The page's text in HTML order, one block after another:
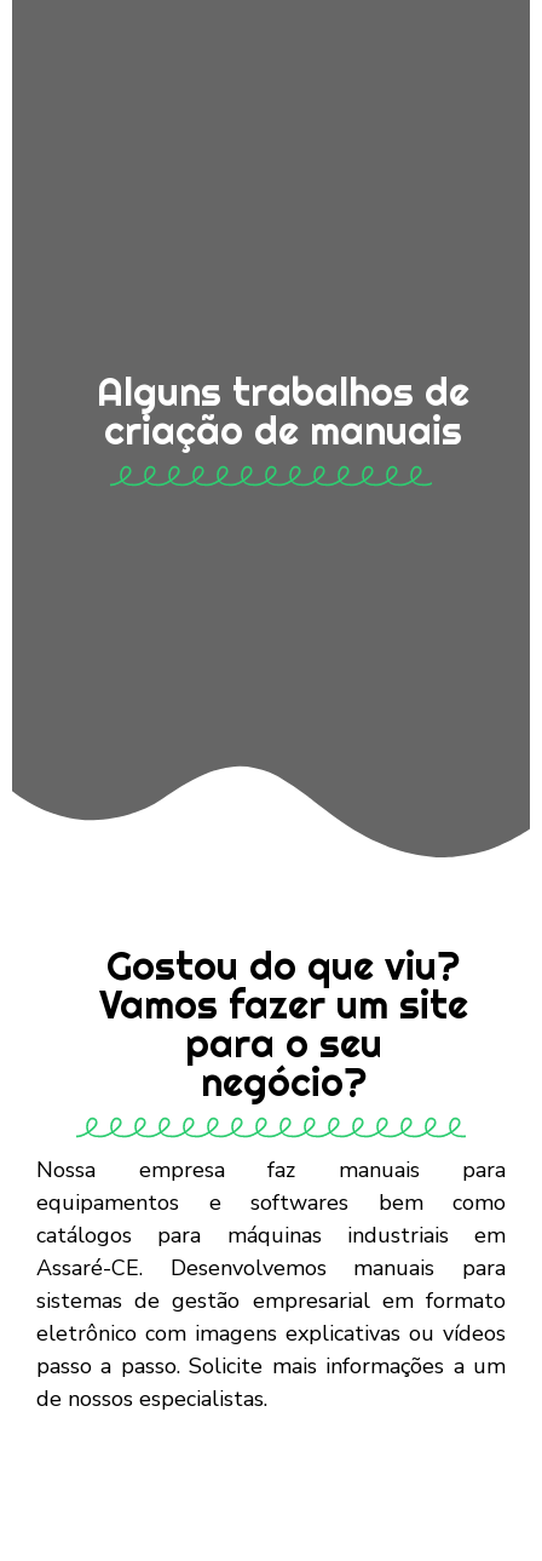
Alguns trabalhos de
criação de manuais
Gostou do que viu?
Vamos fazer um site
para o seu
negócio?
Nossa empresa faz manuais para
equipamentos e softwares bem como
catálogos para máquinas industriais em
Assaré-CE. Desenvolvemos manuais para
sistemas de gestão empresarial em formato
eletrônico com imagens explicativas ou vídeos
passo a passo. Solicite mais informações a um
de nossos especialistas.